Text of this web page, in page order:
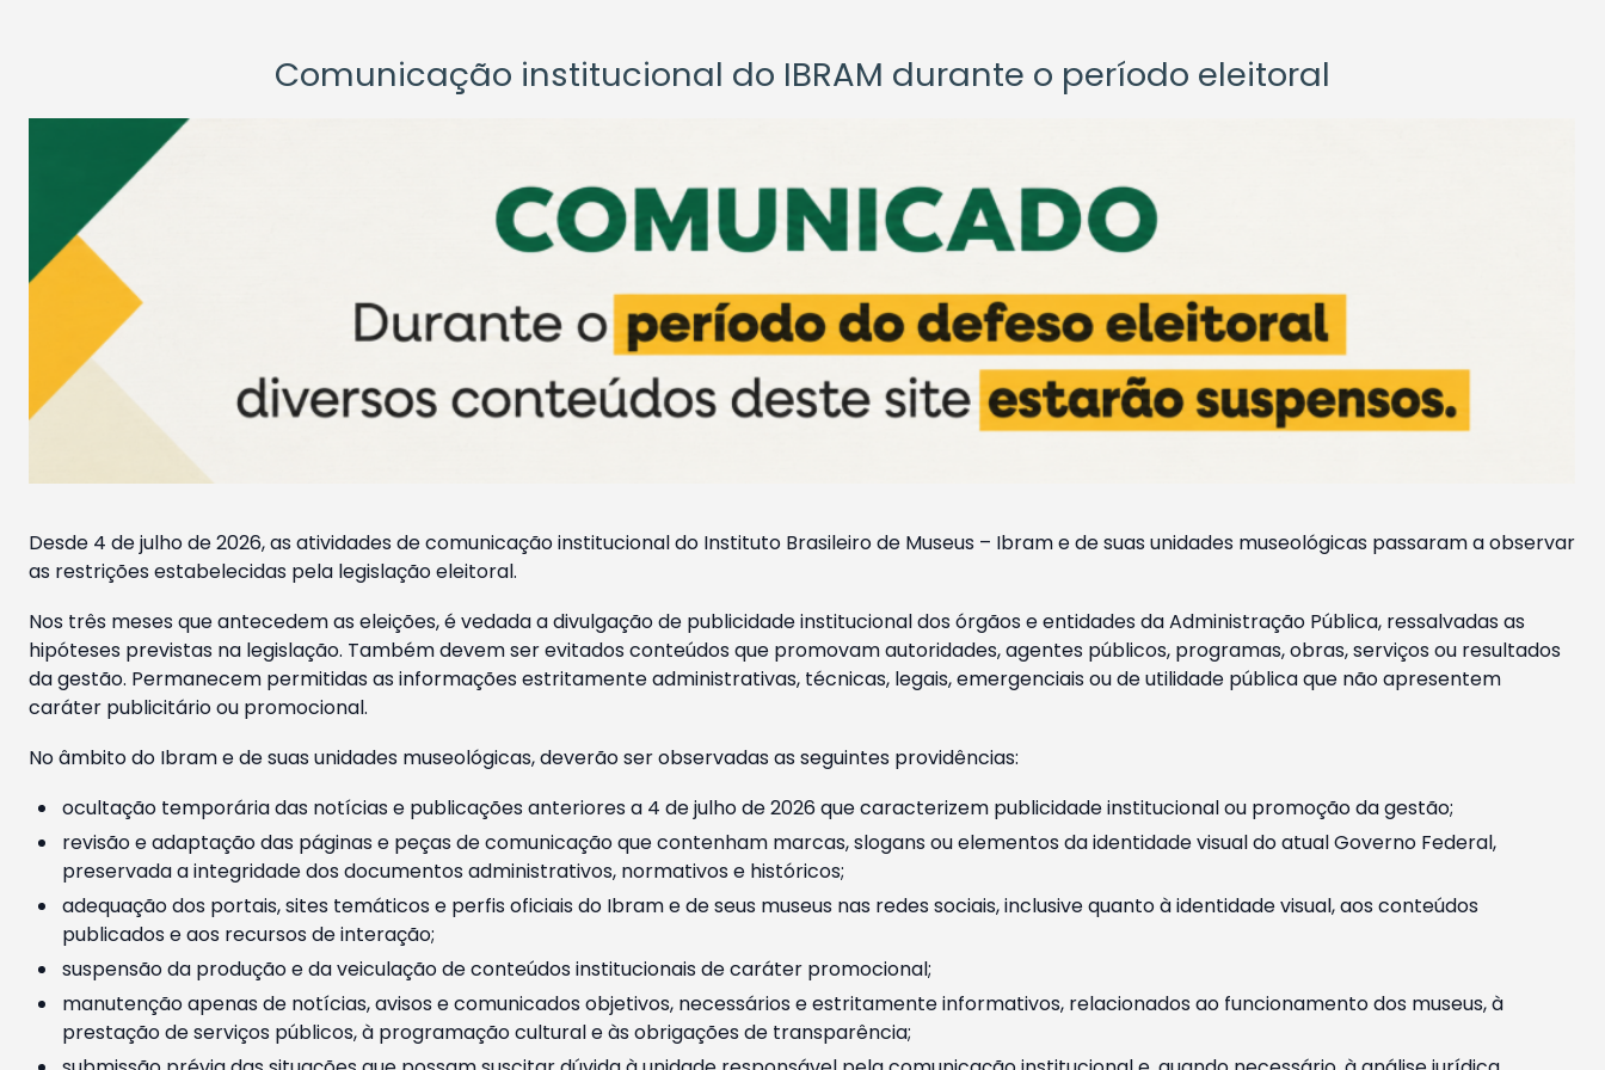
Comunicação institucional do IBRAM durante o período eleitoral
Desde 4 de julho de 2026, as atividades de comunicação institucional do Instituto Brasileiro de Museus – Ibram e de suas unidades museológicas passaram a observar
as restrições estabelecidas pela legislação eleitoral.
Nos três meses que antecedem as eleições, é vedada a divulgação de publicidade institucional dos órgãos e entidades da Administração Pública, ressalvadas as
hipóteses previstas na legislação. Também devem ser evitados conteúdos que promovam autoridades, agentes públicos, programas, obras, serviços ou resultados
da gestão. Permanecem permitidas as informações estritamente administrativas, técnicas, legais, emergenciais ou de utilidade pública que não apresentem
caráter publicitário ou promocional.
No âmbito do Ibram e de suas unidades museológicas, deverão ser observadas as seguintes providências:
ocultação temporária das notícias e publicações anteriores a 4 de julho de 2026 que caracterizem publicidade institucional ou promoção da gestão;
revisão e adaptação das páginas e peças de comunicação que contenham marcas, slogans ou elementos da identidade visual do atual Governo Federal,
preservada a integridade dos documentos administrativos, normativos e históricos;
adequação dos portais, sites temáticos e perfis oficiais do Ibram e de seus museus nas redes sociais, inclusive quanto à identidade visual, aos conteúdos
publicados e aos recursos de interação;
suspensão da produção e da veiculação de conteúdos institucionais de caráter promocional;
manutenção apenas de notícias, avisos e comunicados objetivos, necessários e estritamente informativos, relacionados ao funcionamento dos museus, à
prestação de serviços públicos, à programação cultural e às obrigações de transparência;